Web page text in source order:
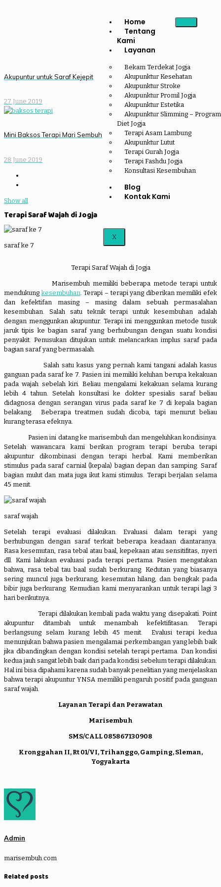
Home
Tentang
Kami
Layanan
Bekam Terdekat Jogja
Akupunktur Kesehatan
Akupunktur Stroke
Akupunktur Promil Jogja
Akupunktur Estetika
Akupunktur Slimming – Program
Diet Jogja
Terapi Asam Lambung
Akupunktur Lutut
Terapi Gurah Jogja
Terapi Fashdu Jogja
Konsultasi Kesembuhan
Blog
Kontak Kami
X
Akupuntur untuk Saraf Kejepit
27 June 2019
Mini Baksos Terapi Mari Sembuh
28 June 2019
Show all
Terapi Saraf Wajah di Jogja
saraf ke 7
Terapi Saraf Wajah di Jogja
Marisembuh memiliki beberapa metode terapi untuk
mendukungkesembuhan . Terapi – terapi yang diberikan memiliki efek
dan kefektifan masing – masing dalam sebuah permasalahan
kesembuhan. Salah satu teknik terapi untuk kesembuhan adalah
dengan menggunkan akupuntur. Terapi ini menggunkan metode tusuk
jaruk tipis ke bagian saraf yang berhubungan dengan suatu kondisi
penyakit. Penusukan ditujukan untuk melancarkan implus saraf pada
bagian saraf yang bermasalah.
Salah satu kasus yang pernah kami tangani adalah kasus
ganguan pada saraf ke 7. Pasien ini memiliki keluhan berupa kekakuan
pada wajah sebelah kiri. Beliau mengalami kekakuan selama kurang
lebih 4 tahun. Setelah konsultasi ke dokter spesialis saraf beliau
didagnosa dengan serangan virus pada saraf ke 7 di kepala bagian
belakang. Beberapa treatmen sudah dicoba, tapi menurut beliau
kurang terasa efeknya.
Pasien ini datang ke marisembuh dan mengeluhkan kondisinya.
Setelah wawancara kami berikan program terapi beruba terapi
akupuntur dikombinasi dengan terapi herbal. Kami memberikan
stimulus pada saraf carnial (kepala) bagian depan dan samping. Saraf
bagian mulut dan mata juga ikut kami stimulus. Terapi berjalan selama
45 menit.
saraf wajah
Setelah terapi evaluasi dilakukan. Evaluasi dalam terapi yang
berhubungan dengan saraf terkait beberapa keadaan diantaranya.
Rasa kesemutan, rasa tebal atau baal, kepekaan atau sensitifitas, nyeri
dll. Kami lakukan evaluasi pada terapi pertama. Pasien mengatakan
bahwa, rasa tebal tau baal sudah berkurang. Kedutan yang biasanya
sering muncul juga berkurang, kesemutan hilang, dan bengkak pada
bibir juga berkurang. Kemudian kami menyarankan untuk terapi lagi 3
hari berikutnya.
Terapi dilakukan kembali pada waktu yang disepakati. Point
akupuntur ditambah untuk menambah kefektifitasan. Terapi
berlangsung selam kurang lebih 45 menit. Evalusi terapi kedua
menunjukan bahwa pasien mengalamai perkembangan yang lebih baik
jika dibandingkan dengan kondisi setelah terapi pertama. Dan kondisi
kedua jauh sangat lebih baik dari pada kondisi sebelum terapi dilakukan.
Hal ini bisa dipahami karena sudah banyak penelitian yang menjelaskan
bahwa terapi akupuntur YNSA memiliki pengaruh positif pada ganguan
saraf wajah.
Layanan Terapi dan Perawatan
Marisembuh
SMS/CALL 085867130908
Kronggahan II, Rt 01/VI, Trihanggo, Gamping, Sleman,
Yogyakarta
Admin
marisembuh.com
Related posts